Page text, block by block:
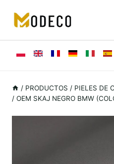
Contenido
/ PRODUCTOS / PIELES DE
/ OEM SKAJ NEGRO BMW